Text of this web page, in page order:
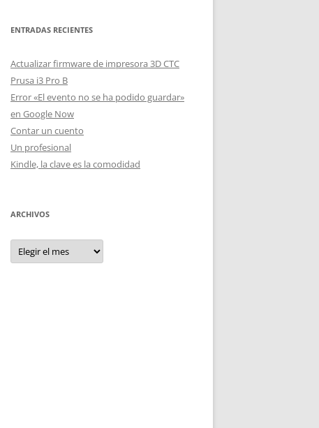
ENTRADAS RECIENTES
Actualizar firmware de impresora 3D CTC
Prusa i3 Pro B
Error «El evento no se ha podido guardar»
en Google Now
Contar un cuento
Un profesional
Kindle, la clave es la comodidad
ARCHIVOS
Archivos